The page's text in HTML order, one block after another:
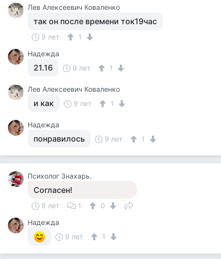
Лев Алексеевич Коваленко
так он после времени ток19час
9 лет
1
Надежда
21.16 9 лет 1
Лев Алексеевич Коваленко
и как 9 лет 1
Надежда
понравилось 9 лет 1
Психолог Знахарь.
Согласен!
9 лет 1
0
Надежда
9 лет
1